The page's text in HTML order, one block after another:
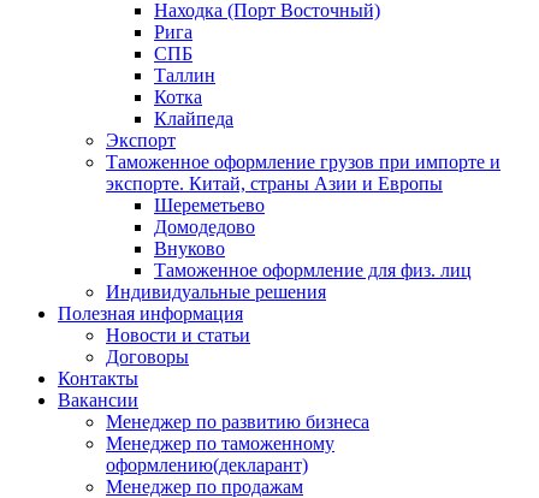
Находка (Порт Восточный)
Рига
СПБ
Таллин
Котка
Клайпеда
Экспорт
Таможенное оформление грузов при импорте и
экспорте. Китай, страны Азии и Европы
Шереметьево
Домодедово
Внуково
Таможенное оформление для физ. лиц
Индивидуальные решения
Полезная информация
Новости и статьи
Договоры
Контакты
Вакансии
Менеджер по развитию бизнеса
Менеджер по таможенному
оформлению(декларант)
Менеджер по продажам